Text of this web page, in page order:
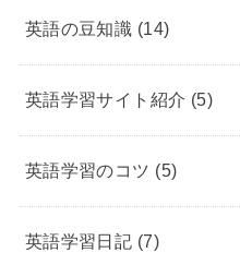
英語の豆知識 (14)
英語学習サイト紹介 (5)
英語学習のコツ (5)
英語学習日記 (7)